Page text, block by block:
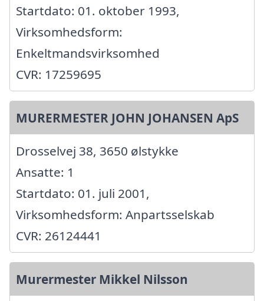
Startdato: 01. oktober 1993,
Virksomhedsform:
Enkeltmandsvirksomhed
CVR: 17259695
MURERMESTER JOHN JOHANSEN ApS
Drosselvej 38, 3650 ølstykke
Ansatte: 1
Startdato: 01. juli 2001,
Virksomhedsform: Anpartsselskab
CVR: 26124441
Murermester Mikkel Nilsson